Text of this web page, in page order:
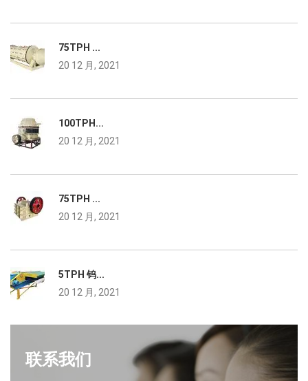
75TPH ...
20 12 月, 2021
100TPH...
20 12 月, 2021
75TPH ...
20 12 月, 2021
5TPH 钨...
20 12 月, 2021
联系我们